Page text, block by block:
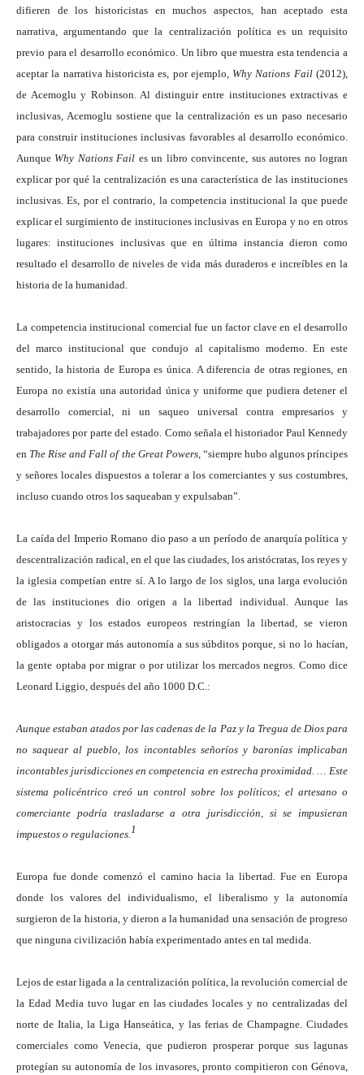
difieren de los historicistas en muchos aspectos, han aceptado esta
narrativa, argumentando que la centralización política es un requisito
previo para el desarrollo económico. Un libro que muestra esta tendencia a
aceptar la narrativa historicista es, por ejemplo, Why Nations Fail(2012),
de Acemoglu y Robinson. Al distinguir entre instituciones extractivas e
inclusivas, Acemoglu sostiene que la centralización es un paso necesario
para construir instituciones inclusivas favorables al desarrollo económico.
Aunque Why Nations Fail es un libro convincente, sus autores no logran
explicar por qué la centralización es una característica de las instituciones
inclusivas. Es, por el contrario, la competencia institucional la que puede
explicar el surgimiento de instituciones inclusivas en Europa y no en otros
lugares: instituciones inclusivas que en última instancia dieron como
resultado el desarrollo de niveles de vida más duraderos e increíbles en la
historia de la humanidad.
La competencia institucional comercial fue un factor clave en el desarrollo
del marco institucional que condujo al capitalismo moderno. En este
sentido, la historia de Europa es única. A diferencia de otras regiones, en
Europa no existía una autoridad única y uniforme que pudiera detener el
desarrollo comercial, ni un saqueo universal contra empresarios y
trabajadores por parte del estado. Como señala el historiador Paul Kennedy
en The Rise and Fall of the Great Powers, “siempre hubo algunos príncipes
y señores locales dispuestos a tolerar a los comerciantes y sus costumbres,
incluso cuando otros los saqueaban y expulsaban”.
La caída del Imperio Romano dio paso a un período de anarquía política y
descentralización radical, en el que las ciudades, los aristócratas, los reyes y
la iglesia competían entre sí. A lo largo de los siglos, una larga evolución
de las instituciones dio origen a la libertad individual. Aunque las
aristocracias y los estados europeos restringían la libertad, se vieron
obligados a otorgar más autonomía a sus súbditos porque, si no lo hacían,
la gente optaba por migrar o por utilizar los mercados negros. Como dice
Leonard Liggio, después del año 1000 D.C.:
Aunque estaban atados por las cadenas de la Paz y la Tregua de Dios para
no saquear al pueblo, los incontables señoríos y baronías implicaban
incontables jurisdicciones en competencia en estrecha proximidad. … Este
sistema policéntrico creó un control sobre los políticos; el artesano o
comerciante podría trasladarse a otra jurisdicción, si se impusieran
impuestos o regulaciones. 1
Europa fue donde comenzó el camino hacia la libertad. Fue en Europa
donde los valores del individualismo, el liberalismo y la autonomía
surgieron de la historia, y dieron a la humanidad una sensación de progreso
que ninguna civilización había experimentado antes en tal medida.
Lejos de estar ligada a la centralización política, la revolución comercial de
la Edad Media tuvo lugar en las ciudades locales y no centralizadas del
norte de Italia, la Liga Hanseática, y las ferias de Champagne. Ciudades
comerciales como Venecia, que pudieron prosperar porque sus lagunas
protegían su autonomía de los invasores, pronto compitieron con Génova,